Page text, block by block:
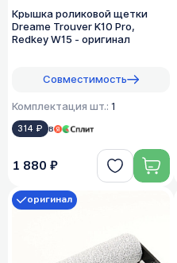
Крышка роликовой щетки
Dreame Trouver K10 Pro,
Redkey W15 - оригинал
Совместимость
Комплектация шт.: 1
314 ₽ в
1 880 ₽
оригинал